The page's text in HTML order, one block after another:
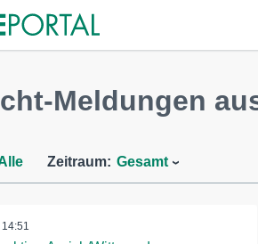
Meldungen
Zeitraum: Gesamt